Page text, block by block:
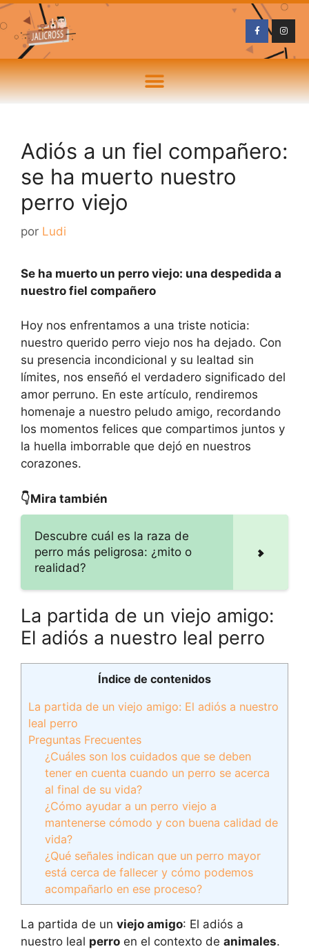
Adiós a un fiel compañero:
se ha muerto nuestro
perro viejo
por Ludi
Se ha muerto un perro viejo: una despedida a
nuestro fiel compañero
Hoy nos enfrentamos a una triste noticia:
nuestro querido perro viejo nos ha dejado. Con
su presencia incondicional y su lealtad sin
límites, nos enseñó el verdadero significado del
amor perruno. En este artículo, rendiremos
homenaje a nuestro peludo amigo, recordando
los momentos felices que compartimos juntos y
la huella imborrable que dejó en nuestros
corazones.
👇Mira también
Descubre cuál es la raza de
perro más peligrosa: ¿mito o
realidad?
La partida de un viejo amigo:
El adiós a nuestro leal perro
Índice de contenidos
La partida de un viejo amigo: El adiós a nuestro
leal perro
Preguntas Frecuentes
¿Cuáles son los cuidados que se deben
tener en cuenta cuando un perro se acerca
al final de su vida?
¿Cómo ayudar a un perro viejo a
mantenerse cómodo y con buena calidad de
vida?
¿Qué señales indican que un perro mayor
está cerca de fallecer y cómo podemos
acompañarlo en ese proceso?
La partida de un viejo amigo: El adiós a
nuestro leal perro en el contexto de animales.